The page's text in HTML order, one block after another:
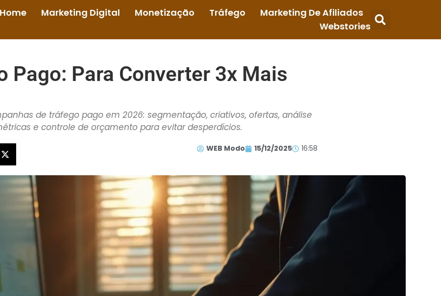
Home Marketing Digital Monetização Tráfego
Marketing De Afiliados
Webstories
Pago: Para Converter 3x Mais
de tráfego pago em 2026: segmentação, criativos, ofertas, análise
e controle de orçamento para evitar desperdícios.
WEB Modo 15/12/2025 16:58